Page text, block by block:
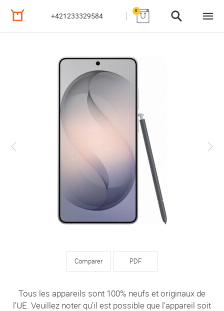
+421233329584
0
Comparer PDF
Tous les appareils sont 100% neufs et originaux de
l'UE. Veuillez noter qu'il est possible que l'appareil soit